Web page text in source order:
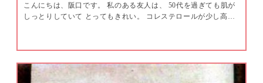
こんにちは、阪口です。 私のある友人は、 50代を過ぎても肌が
しっとりしていて とってもきれい。 コレステロールが少し高…